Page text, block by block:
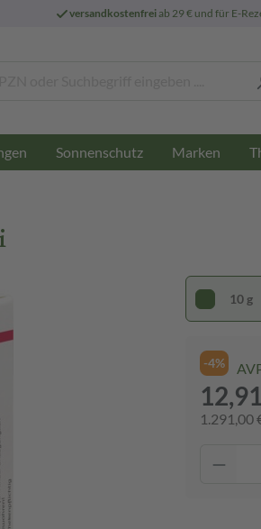
versandkostenfreiab 29 € und für E-
Sonnenschutz Marken
10 g
-4%
1.291,00